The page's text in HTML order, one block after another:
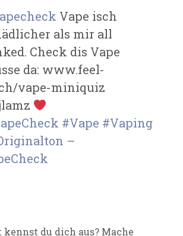
Vape isch
als mir all
Check dis Vape
da: www.feel-
vape-miniquiz
#Vape #Vaping
–
kennst du dich aus? Mache